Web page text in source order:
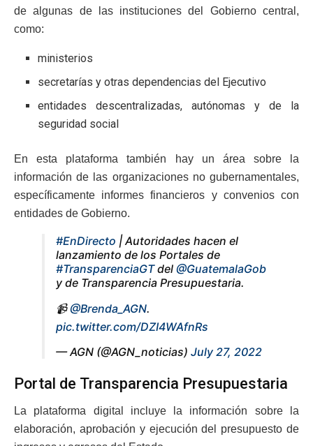
de algunas de las instituciones del Gobierno central,
como:
ministerios
secretarías y otras dependencias del Ejecutivo
entidades descentralizadas, autónomas y de la
seguridad social
En esta plataforma también hay un área sobre la
información de las organizaciones no gubernamentales,
específicamente informes financieros y convenios con
entidades de Gobierno.
#EnDirecto | Autoridades hacen el
lanzamiento de los Portales de
#TransparenciaGTdel @GuatemalaGob
y de Transparencia Presupuestaria.
📹@Brenda_AGN.
pic.twitter.com/DZI4WAfnRs
— AGN (@AGN_noticias) July 27, 2022
Portal de Transparencia Presupuestaria
La plataforma digital incluye la información sobre la
elaboración, aprobación y ejecución del presupuesto de